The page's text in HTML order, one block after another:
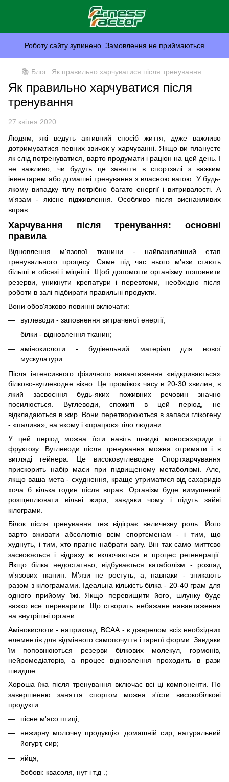
Роботу сайту зупинено. Замовлення не приймаються
📚 Блог Як правильно харчуватися після тренування
Як правильно харчуватися після
тренування
27 квітня 2020
Людям, які ведуть активний спосіб життя, дуже важливо
дотримуватися певних звичок у харчуванні. Якщо ви плануєте
як слід потренуватися, варто продумати і раціон на цей день. І
не важливо, чи будуть це заняття в спортзалі з важким
інвентарем або домашні тренування з власною вагою. У будь-
якому випадку тілу потрібно багато енергії і витривалості. А
м'язам - якісне підживлення. Особливо після виснажливих
вправ.
Харчування після тренування: основні
правила
Відновлення м'язової тканини - найважливіший етап
тренувального процесу. Саме під час нього м'язи стають
більші в обсязі і міцніші. Щоб допомогти організму поповнити
резерви, уникнути крепатури і перевтоми, необхідно після
роботи в залі підбирати правильні продукти.
Вони обов'язково повинні включати:
вуглеводи - заповнення витраченої енергії;
білки - відновлення тканин;
амінокислоти - будівельний матеріал для нової
мускулатури.
Після інтенсивного фізичного навантаження «відкривається»
білково-вуглеводне вікно. Це проміжок часу в 20-30 хвилин, в
який засвоєння будь-яких поживних речовин значно
посилюється. Вуглеводи, спожиті в цей період, не
відкладаються в жир. Вони перетворюються в запаси глікогену
- «палива», на якому і «працює» тіло людини.
У цей період можна їсти навіть швидкі моносахариди і
фруктозу. Вуглеводи після тренування можна отримати і в
вигляді гейнера. Це високовуглеводне Спортхарчування
прискорить набір маси при підвищеному метаболізмі. Але,
якщо ваша мета - схуднення, краще утриматися від сахаридів
хоча б кілька годин після вправ. Організм буде вимушений
розщеплювати вільні жири, завдяки чому і підуть зайві
кілограми.
Білок після тренування теж відіграє величезну роль. Його
варто вживати абсолютно всім спортсменам - і тим, що
худнуть, і тим, хто прагне набрати вагу. Він так само миттєво
засвоюється і відразу ж включається в процес регенерації.
Якщо білка недостатньо, відбувається катаболізм - розпад
м'язових тканин. М'язи не ростуть, а, навпаки - зникають
разом з кілограмами. Ідеальна кількість білка - 20-40 грам для
одного прийому їжі. Якщо перевищити його, шлунку буде
важко все переварити. Що створить небажане навантаження
на внутрішні органи.
Амінокислоти - наприклад, ВСАА - є джерелом всіх необхідних
елементів для відмінного самопочуття і гарної форми. Завдяки
їм поповнюються резерви білкових молекул, гормонів,
нейромедіаторів, а процес відновлення проходить в рази
швидше.
Хороша їжа після тренування включає всі ці компоненти. По
завершенню заняття спортом можна з'їсти високобілкові
продукти:
пісне м'ясо птиці;
нежирну молочну продукцію: домашній сир, натуральний
йогурт, сир;
яйця;
бобові: квасоля, нут і т.д .;